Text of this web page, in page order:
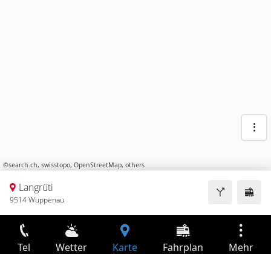
©search.ch, swisstopo, OpenStreetMap, others
Langrüti
9514 Wuppenau
Tel Wetter Karte Fahrplan Mehr